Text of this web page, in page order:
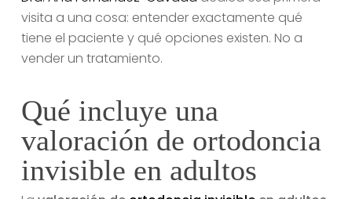
visita a una cosa: entender exactamente qué
tiene el paciente y qué opciones existen. No a
vender un tratamiento.
Qué incluye una
valoración de ortodoncia
invisible en adultos